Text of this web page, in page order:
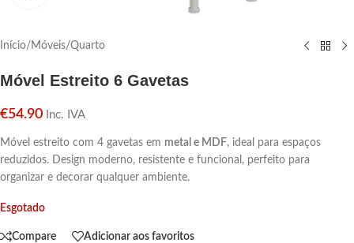
Início/ Móveis/Quarto
Móvel Estreito 6 Gavetas
€54.90 Inc. IVA
Móvel estreito com 4 gavetas em metal e MDF, ideal para espaços
reduzidos. Design moderno, resistente e funcional, perfeito para
organizar e decorar qualquer ambiente.
Esgotado
Compare Adicionar aos favoritos